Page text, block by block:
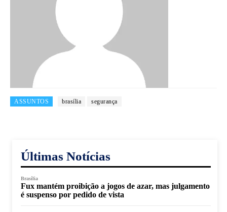
ASSUNTOS brasília segurança
Últimas Notícias
Brasília
Fux mantém proibição a jogos de azar, mas julgamento
é suspenso por pedido de vista